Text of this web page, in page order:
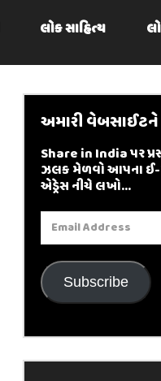
લોક સાહિત્ય
અમારી વેબસાઈટને
Share in India પર
ઝલક મેળવો આપના
એડ્રેસ નીચે લખો...
Email
Address
Subscribe